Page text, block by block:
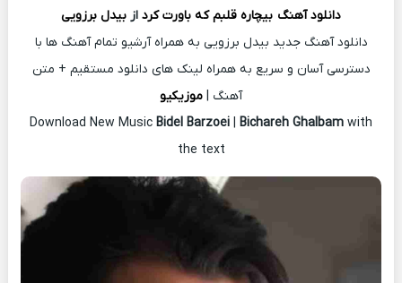
دانلود آهنگ بیچاره قلبم که باورت کرد از بیدل برزویی
دانلود آهنگ جدید بیدل برزویی به همراه آرشیو تمام آهنگ ها با
دسترسی آسان و سریع به همراه لینک های دانلود مستقیم + متن
آهنگ | موزیکیو
Download New Music Bidel Barzoei | Bichareh Ghalbam with
the text